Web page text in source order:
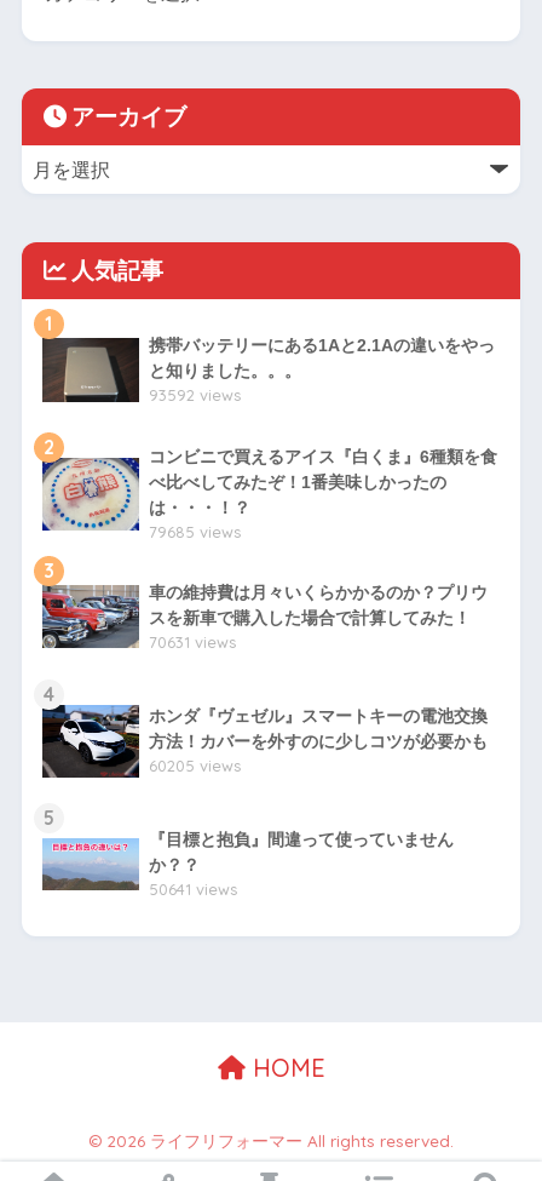
アーカイブ
人気記事
1
携帯バッテリーにある1Aと2.1Aの違いをやっ
と知りました。。。
93592 views
2
コンビニで買えるアイス『白くま』6種類を食
べ比べしてみたぞ！1番美味しかったの
は・・・！？
79685 views
3
車の維持費は月々いくらかかるのか？プリウ
スを新車で購入した場合で計算してみた！
70631 views
4
ホンダ『ヴェゼル』スマートキーの電池交換
方法！カバーを外すのに少しコツが必要かも
60205 views
5
『目標と抱負』間違って使っていません
か？？
50641 views
HOME
© 2026 ライフリフォーマー All rights reserved.